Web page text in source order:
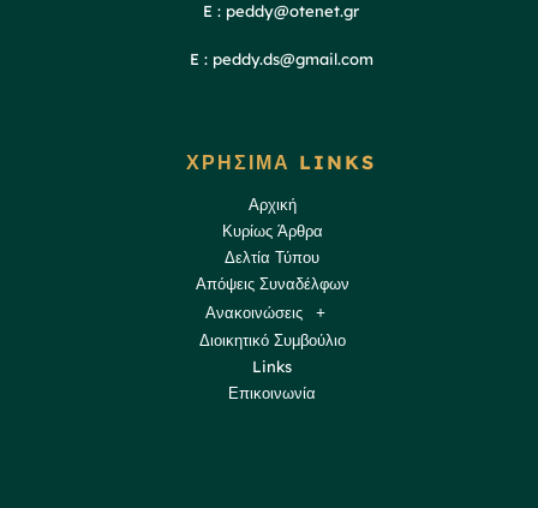
E : peddy@otenet.gr
E : peddy.ds@gmail.com
ΧΡΗΣΙΜΑ LINKS
Αρχική
Κυρίως Άρθρα
Δελτία Τύπου
Απόψεις Συναδέλφων
Ανακοινώσεις
Διοικητικό Συμβούλιο
Links
Επικοινωνία